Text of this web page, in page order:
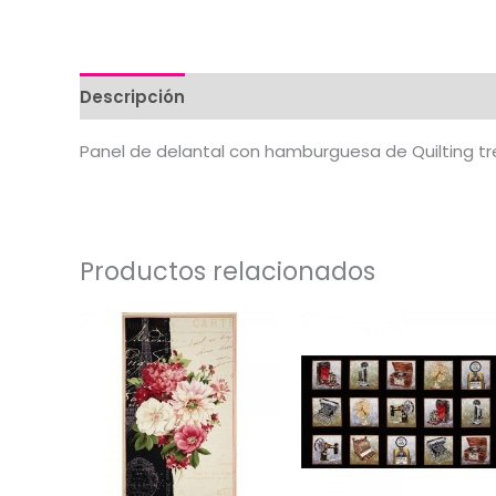
Descripción
Panel de delantal con hamburguesa de Quilting
Productos relacionados